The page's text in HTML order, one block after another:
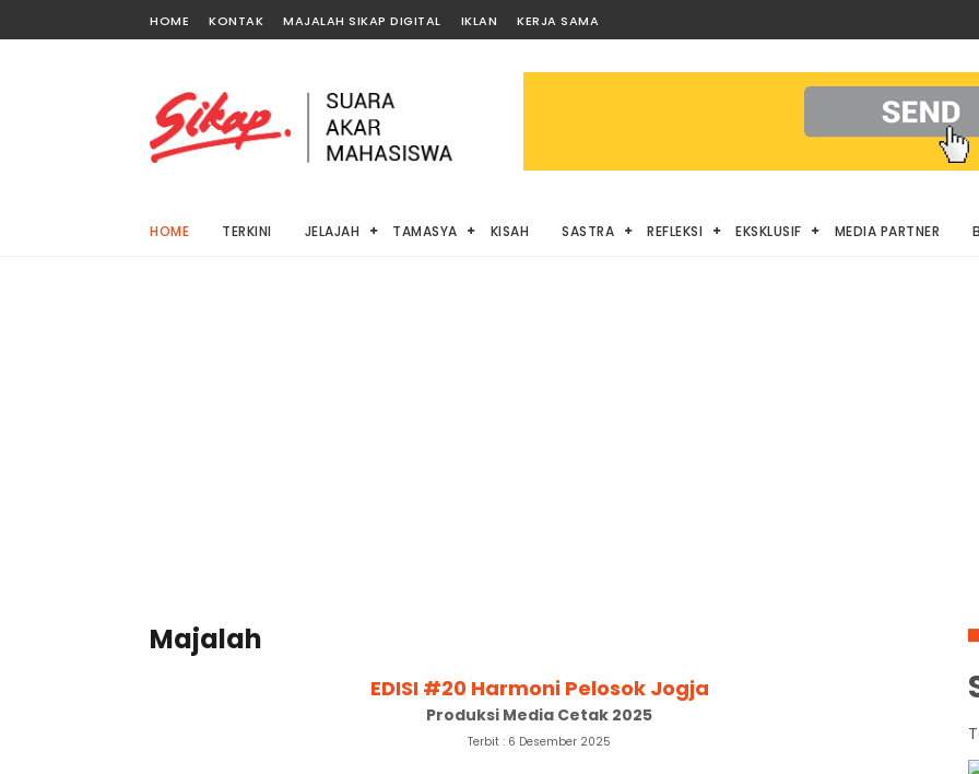
HOME KONTAK MAJALAH SIKAP DIGITAL IKLAN KERJA SAMA
HOME TERKINI JELAJAH TAMASYA KISAH SASTRA REFLEKSI EKSKLUSIF MEDIA PARTNER
Majalah
EDISI #20 Harmoni Pelosok Jogja
Produksi Media Cetak 2025
Terbit : 6 Desember 2025